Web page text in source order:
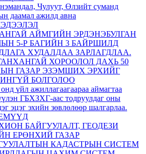
Чулуут, Өлзийт суманд
даамал ажилд авна
АЙМГИЙН ЭРДЭНЭБУЛГАН
5-Р БАГИЙН 3 БАЙРШИЛД
ХУДАЛДАА ЗАРЛАГДЛАА.
ХОРООЛОЛ ДАХЬ 50
ГАЗАР ЭЗЭМШИХ ЭРХИЙГ
БОЛГОЛОО
үйл ажиллагаагаараа аймагтаа
ГБХЗХГ-аас тодруулдаг оны
эцэг эхийн зөвлөлөөр шалгарлаа.
БАЙГУУЛАЛТ, ГЕОДЕЗИ
ЕРӨНХИЙ ГАЗАР
КАДАСТРЫН СИСТЕМ